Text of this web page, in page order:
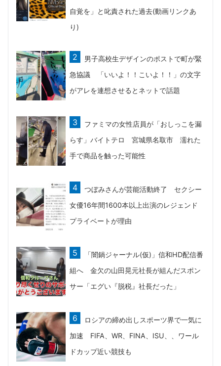
自覚を」と叱責された過去(動画リンクあ
り)
男子高校生デザインのポストで町が緊
急協議 「いいよ！！こいよ！！」の文字
がアレを連想させるとネットで話題
ファミマの女性店員が「おしっこを漏
らす」バイトテロ 宮城県名取市 濡れた
手で商品を触った可能性
つぼみさんが芸能活動終了 セクシー
女優16年間1600本以上出演のレジェンド
プライベートが理由
「闇鍋ジャーナル(仮)」信和HD配信番
組へ 金欠の山田晃元社長が組んだスポン
サー「エグい『脱税』社長だった」
ロシアの締め出しスポーツ界で一気に
加速 FIFA、WR、FINA、ISU、、ワール
ドカップ近い競技も